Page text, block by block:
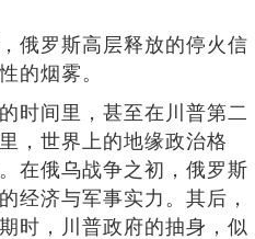
俄罗斯高层释放的停火信
的烟雾。
时间里，甚至在川普第二
，世界上的地缘政治格
在俄乌战争之初，俄罗斯
经济与军事实力。其后，
时，川普政府的抽身，似